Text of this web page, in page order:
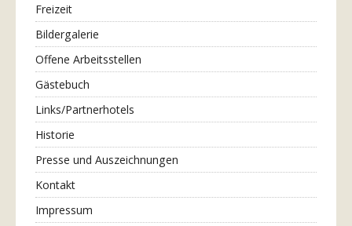
Freizeit
Bildergalerie
Offene Arbeitsstellen
Gästebuch
Links/Partnerhotels
Historie
Presse und Auszeichnungen
Kontakt
Impressum